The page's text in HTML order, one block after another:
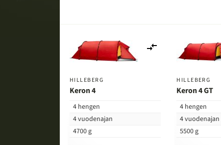
HILLEBERG
Keron 4
4 hengen
4 vuodenajan
4700 g
vertailuun
HILLEBERG
Keron 4 GT
4 hengen
4 vuodenajan
5500 g